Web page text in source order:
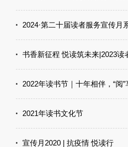
2024·第二十届读者服务宣传月
书香新征程 悦读筑未来|2023读
2022年读书节｜十年相伴，“阅”
2021年读书文化节
宣传月2020 | 抗疫情 悦读行